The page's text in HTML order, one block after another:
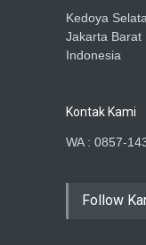
Kedoya
Jakarta Barat
Indonesia
Kontak Kami
WA : 0857-
Follow